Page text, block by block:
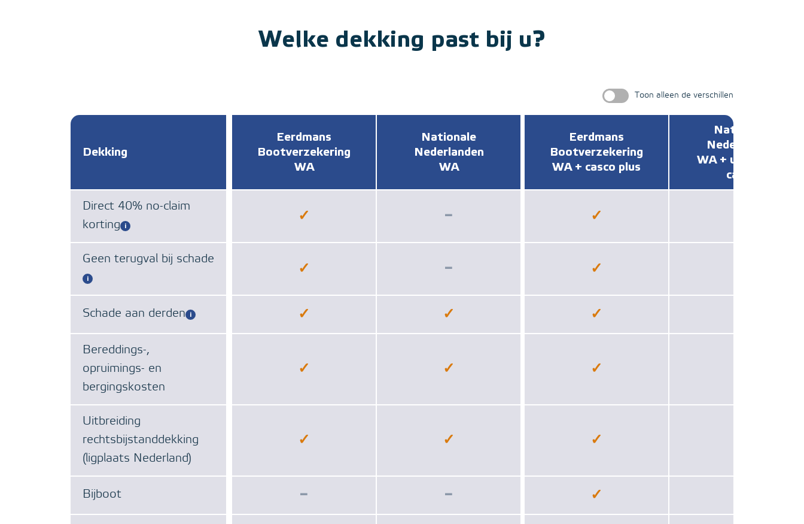
Welke dekking past bij u?
Toon alleen de verschillen
Dekking
Eerdmans
Bootverzekering
WA
Nationale
Nederlanden
WA
Eerdmans
Bootverzekering
WA + casco plus
Nationale
Nederlanden
WA + uitgebreid
casco
Direct 40% no-claim
korting
✓ − ✓
Geen terugval bij schade
✓ − ✓
Schade aan derden ✓ ✓ ✓
Bereddings-,
opruimings- en
bergingskosten
✓ ✓ ✓
Uitbreiding
rechtsbijstanddekking
(ligplaats Nederland)
✓ ✓ ✓
Bijboot − − ✓